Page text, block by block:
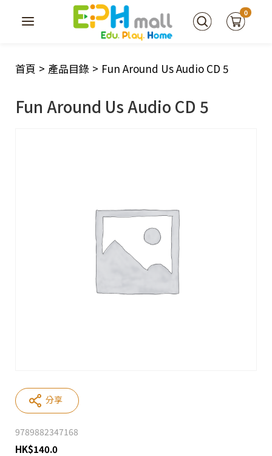
0
首頁 > 產品目錄 > Fun Around Us Audio CD 5
Fun Around Us Audio CD 5
9789882347168
HK$140.0
分享